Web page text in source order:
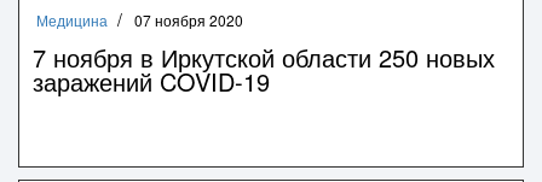
Медицина 07 ноября 2020
7 ноября в Иркутской области 250 новых
заражений COVID-19